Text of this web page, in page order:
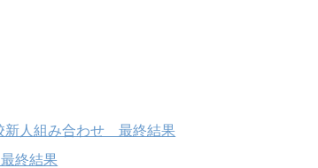
新人組み合わせ 最終結果
終結果